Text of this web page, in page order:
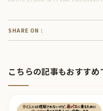
SHARE ON :
こちらの記事もおすすめ